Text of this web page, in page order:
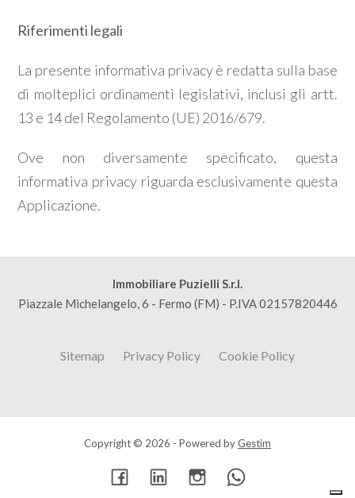
Riferimenti legali
La presente informativa privacy è redatta sulla base
di molteplici ordinamenti legislativi, inclusi gli artt.
13 e 14 del Regolamento (UE) 2016/679.
Ove non diversamente specificato, questa
informativa privacy riguarda esclusivamente questa
Applicazione.
Immobiliare Puzielli S.r.l.
Piazzale Michelangelo, 6 - Fermo (FM) - P.IVA 02157820446
Sitemap Privacy Policy Cookie Policy
Copyright © 2026 - Powered byGestim